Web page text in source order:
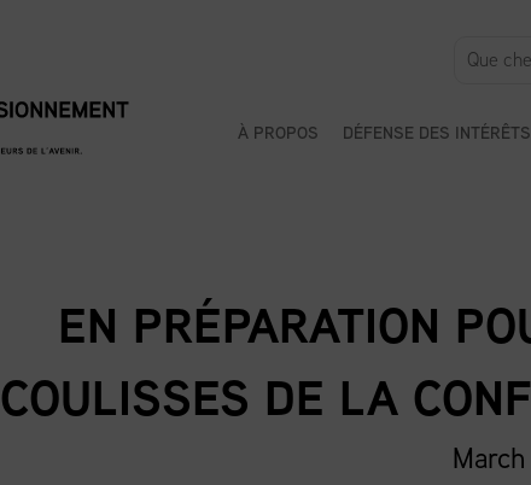
À PROPOS DÉFENSE DES INTÉRÊTS
EN PRÉPARATION
COULISSES DE LA